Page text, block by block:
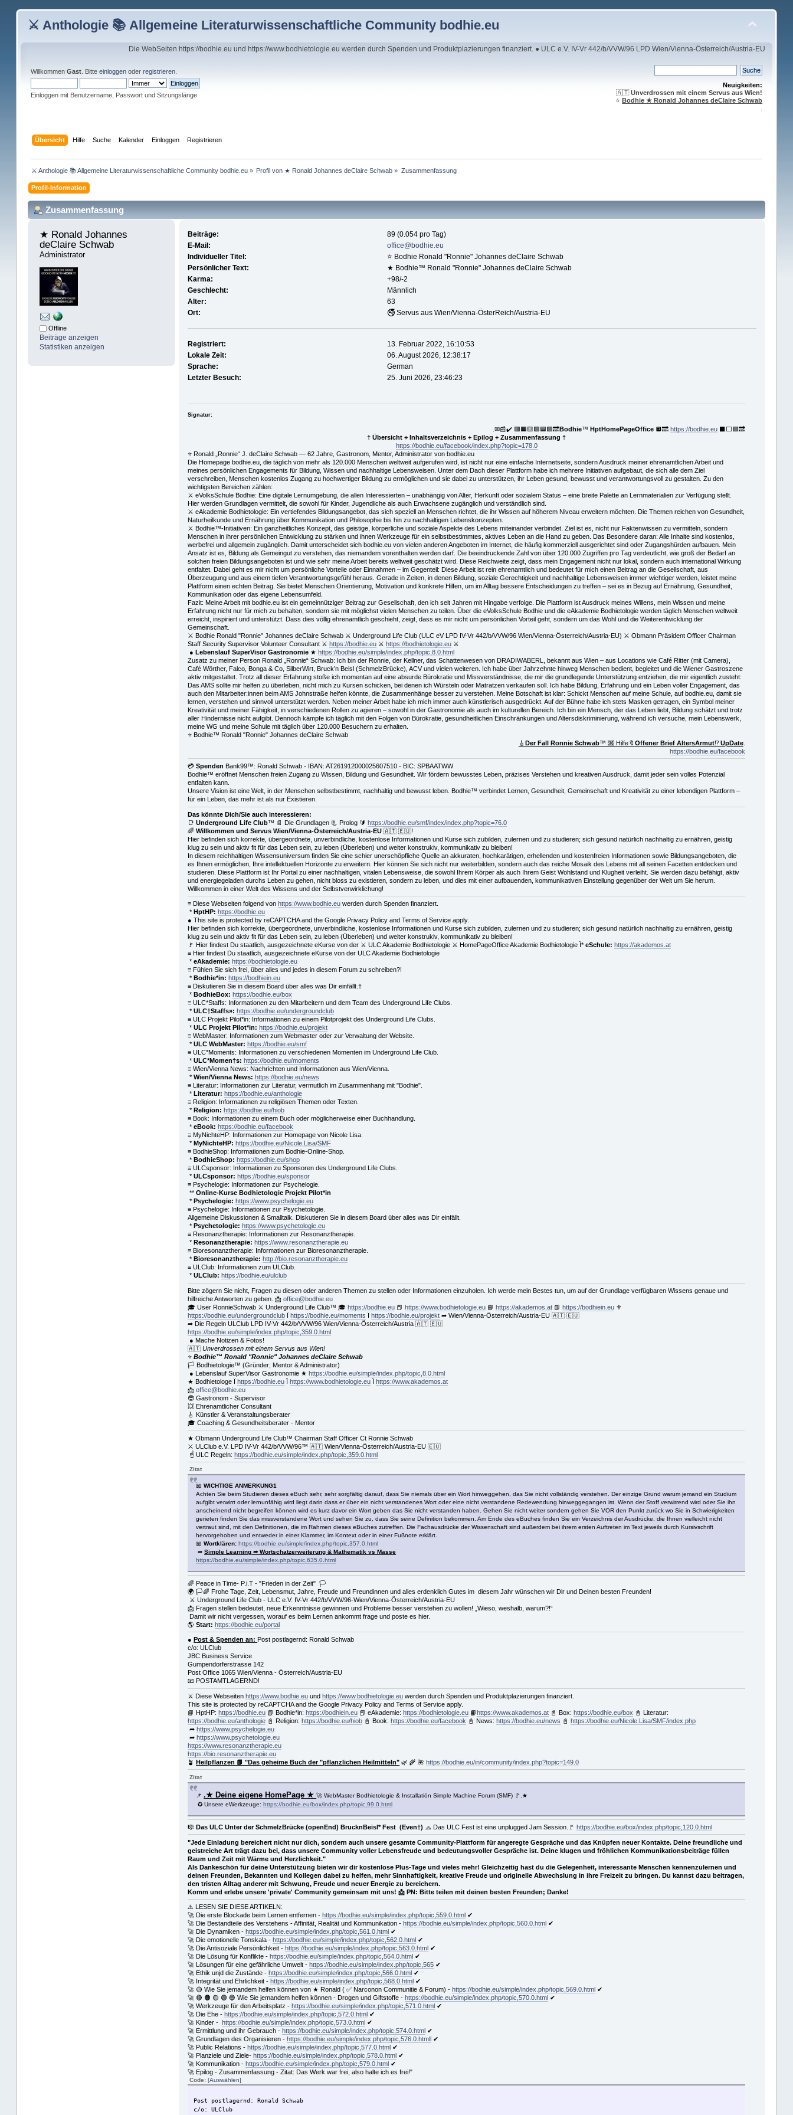
⚔ Anthologie 📚 Allgemeine Literaturwissenschaftliche Community bodhie.eu
Die WebSeiten https://bodhie.eu und https://www.bodhietologie.eu werden durch Spenden und Produktplazierungen finanziert. ● ULC e.V. IV-Vr 442/b/VVW/96 LPD Wien/Vienna-Österreich/Austria-EU
Willkommen Gast. Bitte einloggenoder registrieren.
Einloggen mit Benutzername, Passwort und Sitzungslänge
Neuigkeiten:
🇦🇹Unverdrossen mit einem Servus aus Wien!
⭐️Bodhie ★ Ronald Johannes deClaire Schwab
Übersicht Hilfe Suche Kalender Einloggen Registrieren
⚔ Anthologie 📚 Allgemeine Literaturwissenschaftliche Community bodhie.eu » Profil von ★ Ronald Johannes deClaire Schwab » Zusammenfassung
Profil-Information
Zusammenfassung
★ Ronald Johannes
deClaire Schwab
Administrator
Offline
Beiträge anzeigen
Statistiken anzeigen
Beiträge:
89 (0.054 pro Tag)
E-Mail:
office@bodhie.eu
Individueller Titel:
⭐️ Bodhie Ronald "Ronnie" Johannes deClaire Schwab
Persönlicher Text:
★ Bodhie™ Ronald "Ronnie" Johannes deClaire Schwab
Karma:
+98/-2
Geschlecht:
Männlich
Alter:
63
Ort:
🚭 Servus aus Wien/Vienna-ÖsterReich/Austria-EU
Registriert:
13. Februar 2022, 16:10:53
Lokale Zeit:
06. August 2026, 12:38:17
Sprache:
German
Letzter Besuch:
25. Juni 2026, 23:46:23
Signatur:
.✉📰✔️ 🟥🟧🟨🟩🟦🟪🔜Bodhie™ HptHomePageOffice🔲🔜 https://bodhie.eu⬛️⬜️🟪🔜
† Übersicht + Inhaltsverzeichnis + Epilog + Zusammenfassung †
https://bodhie.eu/facebook/index.php?topic=178.0
⭐️ Ronald „Ronnie“ J. deClaire Schwab — 62 Jahre, Gastronom, Mentor, Administrator von bodhie.eu
Die Homepage bodhie.eu, die täglich von mehr als 120.000 Menschen weltweit aufgerufen wird, ist nicht nur eine einfache Internetseite, sondern Ausdruck meiner ehrenamtlichen Arbeit und
meines persönlichen Engagements für Bildung, Wissen und nachhaltige Lebensweisen. Unter dem Dach dieser Plattform habe ich mehrere Initiativen aufgebaut, die sich alle dem Ziel
verschreiben, Menschen kostenlos Zugang zu hochwertiger Bildung zu ermöglichen und sie dabei zu unterstützen, ihr Leben gesund, bewusst und verantwortungsvoll zu gestalten. Zu den
wichtigsten Bereichen zählen:
⚔ eVolksSchule Bodhie: Eine digitale Lernumgebung, die allen Interessierten – unabhängig von Alter, Herkunft oder sozialem Status – eine breite Palette an Lernmaterialien zur Verfügung stellt.
Hier werden Grundlagen vermittelt, die sowohl für Kinder, Jugendliche als auch Erwachsene zugänglich und verständlich sind.
⚔ eAkademie Bodhietologie: Ein vertiefendes Bildungsangebot, das sich speziell an Menschen richtet, die ihr Wissen auf höherem Niveau erweitern möchten. Die Themen reichen von Gesundheit,
Naturheilkunde und Ernährung über Kommunikation und Philosophie bis hin zu nachhaltigen Lebenskonzepten.
⚔ Bodhie™-Initiativen: Ein ganzheitliches Konzept, das geistige, körperliche und soziale Aspekte des Lebens miteinander verbindet. Ziel ist es, nicht nur Faktenwissen zu vermitteln, sondern
Menschen in ihrer persönlichen Entwicklung zu stärken und ihnen Werkzeuge für ein selbstbestimmtes, aktives Leben an die Hand zu geben. Das Besondere daran: Alle Inhalte sind kostenlos,
werbefrei und allgemein zugänglich. Damit unterscheidet sich bodhie.eu von vielen anderen Angeboten im Internet, die häufig kommerziell ausgerichtet sind oder Zugangshürden aufbauen. Mein
Ansatz ist es, Bildung als Gemeingut zu verstehen, das niemandem vorenthalten werden darf. Die beeindruckende Zahl von über 120.000 Zugriffen pro Tag verdeutlicht, wie groß der Bedarf an
solchen freien Bildungsangeboten ist und wie sehr meine Arbeit bereits weltweit geschätzt wird. Diese Reichweite zeigt, dass mein Engagement nicht nur lokal, sondern auch international Wirkung
entfaltet. Dabei geht es mir nicht um persönliche Vorteile oder Einnahmen – im Gegenteil: Diese Arbeit ist rein ehrenamtlich und bedeutet für mich einen Beitrag an die Gesellschaft, aus
Überzeugung und aus einem tiefen Verantwortungsgefühl heraus. Gerade in Zeiten, in denen Bildung, soziale Gerechtigkeit und nachhaltige Lebensweisen immer wichtiger werden, leistet meine
Plattform einen echten Beitrag. Sie bietet Menschen Orientierung, Motivation und konkrete Hilfen, um im Alltag bessere Entscheidungen zu treffen – sei es in Bezug auf Ernährung, Gesundheit,
Kommunikation oder das eigene Lebensumfeld.
Fazit: Meine Arbeit mit bodhie.eu ist ein gemeinnütziger Beitrag zur Gesellschaft, den ich seit Jahren mit Hingabe verfolge. Die Plattform ist Ausdruck meines Willens, mein Wissen und meine
Erfahrung nicht nur für mich zu behalten, sondern sie mit möglichst vielen Menschen zu teilen. Über die eVolksSchule Bodhie und die eAkademie Bodhietologie werden täglich Menschen weltweit
erreicht, inspiriert und unterstützt. Dass dies völlig ehrenamtlich geschieht, zeigt, dass es mir nicht um persönlichen Vorteil geht, sondern um das Wohl und die Weiterentwicklung der
Gemeinschaft.
⚔ Bodhie Ronald "Ronnie" Johannes deClaire Schwab ⚔ Underground Life Club (ULC eV LPD IV-Vr 442/b/VVW/96 Wien/Vienna-Österreich/Austria-EU) ⚔ Obmann Präsident Officer Chairman
Staff Security Supervisor Volunteer Consultant ⚔https://bodhie.eu ⚔https://bodhietologie.eu ⚔
●Lebenslauf SuperVisor Gastronomie ★https://bodhie.eu/simple/index.php/topic,8.0.html
Zusatz zu meiner Person Ronald „Ronnie“ Schwab: Ich bin der Ronnie, der Kellner, das Schattenwesen von DRADIWABERL, bekannt aus Wien – aus Locations wie Café Ritter (mit Camera),
Café Wörther, Falco, Bonga & Co, SilberWirt, Bruck’n Beisl (SchmelzBrücke), ACV und vielen weiteren. Ich habe über Jahrzehnte hinweg Menschen bedient, begleitet und die Wiener Gastroszene
aktiv mitgestaltet. Trotz all dieser Erfahrung stoße ich momentan auf eine absurde Bürokratie und Missverständnisse, die mir die grundlegende Unterstützung entziehen, die mir eigentlich zusteht:
Das AMS sollte mir helfen zu überleben, nicht mich zu Kursen schicken, bei denen ich Würsteln oder Matratzen verkaufen soll. Ich habe Bildung, Erfahrung und ein Leben voller Engagement, das
auch den Mitarbeiter:innen beim AMS Johnstraße helfen könnte, die Zusammenhänge besser zu verstehen. Meine Botschaft ist klar: Schickt Menschen auf meine Schule, auf bodhie.eu, damit sie
lernen, verstehen und sinnvoll unterstützt werden. Neben meiner Arbeit habe ich mich immer auch künstlerisch ausgedrückt. Auf der Bühne habe ich stets Masken getragen, ein Symbol meiner
Kreativität und meiner Fähigkeit, in verschiedenen Rollen zu agieren – sowohl in der Gastronomie als auch im kulturellen Bereich. Ich bin ein Mensch, der das Leben liebt, Bildung schätzt und trotz
aller Hindernisse nicht aufgibt. Dennoch kämpfe ich täglich mit den Folgen von Bürokratie, gesundheitlichen Einschränkungen und Altersdiskriminierung, während ich versuche, mein Lebenswerk,
meine WG und meine Schule mit täglich über 120.000 Besuchern zu erhalten.
⭐️ Bodhie™ Ronald "Ronnie" Johannes deClaire Schwab
🎸 Der Fall Ronnie Schwab™ 🆘 Hilfe🔖 Offener Brief AltersArmut⁉️ UpDate.
https://bodhie.eu/facebook
💳Spenden Bank99™: Ronald Schwab - IBAN: AT261912000025607510 - BIC: SPBAATWW
Bodhie™ eröffnet Menschen freien Zugang zu Wissen, Bildung und Gesundheit. Wir fördern bewusstes Leben, präzises Verstehen und kreativen Ausdruck, damit jeder sein volles Potenzial
entfalten kann.
Unsere Vision ist eine Welt, in der Menschen selbstbestimmt, nachhaltig und bewusst leben. Bodhie™ verbindet Lernen, Gesundheit, Gemeinschaft und Kreativität zu einer lebendigen Plattform –
für ein Leben, das mehr ist als nur Existieren.
Das könnte Dich/Sie auch interessieren:
📑Underground Life Club™ 📄 Die Grundlagen 📃 Prolog 🔰https://bodhie.eu/smf/index/index.php?topic=76.0
🌈Willkommen und Servus Wien/Vienna-Österreich/Austria-EU 🇦🇹 🇪🇺!
Hier befinden sich korrekte, übergeordnete, unverbindliche, kostenlose Informationen und Kurse sich zubilden, zulernen und zu studieren; sich gesund natürlich nachhaltig zu ernähren, geistig
klug zu sein und aktiv fit für das Leben sein, zu leben (Überleben) und weiter konstrukiv, kommunikativ zu bleiben!
In diesem reichhaltigen Wissensuniversum finden Sie eine schier unerschöpfliche Quelle an akkuraten, hochkarätigen, erhellenden und kostenfreien Informationen sowie Bildungsangeboten, die
es Ihnen ermöglichen, Ihre intellektuellen Horizonte zu erweitern. Hier können Sie sich nicht nur weiterbilden, sondern auch das reiche Mosaik des Lebens mit all seinen Facetten entdecken und
studieren. Diese Plattform ist Ihr Portal zu einer nachhaltigen, vitalen Lebensweise, die sowohl Ihrem Körper als auch Ihrem Geist Wohlstand und Klugheit verleiht. Sie werden dazu befähigt, aktiv
und energiegeladen durchs Leben zu gehen, nicht bloss zu existieren, sondern zu leben, und dies mit einer aufbauenden, kommunikativen Einstellung gegenüber der Welt um Sie herum.
Willkommen in einer Welt des Wissens und der Selbstverwirklichung!
≡ Diese Webseiten folgend von https://www.bodhie.eu werden durch Spenden finanziert.
* HptHP: https://bodhie.eu
● This site is protected by reCAPTCHA and the Google Privacy Policy and Terms of Service apply.
Hier befinden sich korrekte, übergeordnete, unverbindliche, kostenlose Informationen und Kurse sich zubilden, zulernen und zu studieren; sich gesund natürlich nachhaltig zu ernähren, geistig
klug zu sein und aktiv fit für das Leben sein, zu leben (Überleben) und weiter konstrukiv, kommunikativ zu bleiben!
🚩 Hier findest Du staatlich, ausgezeichnete eKurse von der ⚔ ULC Akademie Bodhietologie ⚔ HomePageOffice Akademie Bodhietologie Ï*eSchule: https://akademos.at
≡ Hier findest Du staatlich, ausgezeichnete eKurse von der ULC Akademie Bodhietologie
*eAkademie: https://bodhietologie.eu
≡ Fühlen Sie sich frei, über alles und jedes in diesem Forum zu schreiben?!
* Bodhie*in: https://bodhiein.eu
≡ Diskutieren Sie in diesem Board über alles was Dir einfällt.†
* BodhieBox: https://bodhie.eu/box
≡ ULC*Staffs: Informationen zu den Mitarbeitern und dem Team des Underground Life Clubs.
*ULC†Staffs»: https://bodhie.eu/undergroundclub
≡ ULC Projekt Pilot*in: Informationen zu einem Pilotprojekt des Underground Life Clubs.
*ULC Projekt Pilot*in: https://bodhie.eu/projekt
≡ WebMaster: Informationen zum Webmaster oder zur Verwaltung der Website.
*ULC WebMaster: https://bodhie.eu/smf
≡ ULC*Moments: Informationen zu verschiedenen Momenten im Underground Life Club.
*ULC*Momen†s: https://bodhie.eu/moments
≡ Wien/Vienna News: Nachrichten und Informationen aus Wien/Vienna.
*Wien/Vienna News: https://bodhie.eu/news
≡ Literatur: Informationen zur Literatur, vermutlich im Zusammenhang mit "Bodhie".
* Literatur: https://bodhie.eu/anthologie
≡ Religion: Informationen zu religiösen Themen oder Texten.
* Religion: https://bodhie.eu/hiob
≡ Book: Informationen zu einem Buch oder möglicherweise einer Buchhandlung.
*eBook: https://bodhie.eu/facebook
≡ MyNichteHP: Informationen zur Homepage von Nicole Lisa.
* MyNichteHP: https://bodhie.eu/Nicole.Lisa/SMF
≡ BodhieShop: Informationen zum Bodhie-Online-Shop.
* BodhieShop: https://bodhie.eu/shop
≡ ULCsponsor: Informationen zu Sponsoren des Underground Life Clubs.
*ULCsponsor: https://bodhie.eu/sponsor
≡ Psychelogie: Informationen zur Psychelogie.
**Online-Kurse Bodhietologie Projekt Pilot*in
* Psychelogie: https://www.psychelogie.eu
≡ Psychelogie: Informationen zur Psychetologie.
Allgemeine Diskussionen & Smalltalk. Diskutieren Sie in diesem Board über alles was Dir einfällt.
* Psychetologie: https://www.psychetologie.eu
≡ Resonanztherapie: Informationen zur Resonanztherapie.
* Resonanztherapie: https://www.resonanztherapie.eu
≡ Bioresonanztherapie: Informationen zur Bioresonanztherapie.
* Bioresonanztherapie: http://bio.resonanztherapie.eu
≡ ULClub: Informationen zum ULClub.
*ULClub: https://bodhie.eu/ulclub
Bitte zögern Sie nicht, Fragen zu diesen oder anderen Themen zu stellen oder Informationen einzuholen. Ich werde mein Bestes tun, um auf der Grundlage verfügbaren Wissens genaue und
hilfreiche Antworten zu geben. 📩office@bodhie.eu
🎓 User RonnieSchwab ⚔ Underground Life Club™ 🎓https://bodhie.eu 📕https://www.bodhietologie.eu 📘https://akademos.at 📗https://bodhiein.eu ⚜
https://bodhie.eu/undergroundclub Ïhttps://bodhie.eu/moments Ïhttps://bodhie.eu/projekt ➦ Wien/Vienna-Österreich/Austria-EU 🇦🇹 🇪🇺
➦ Die Regeln ULClub LPD IV-Vr 442/b/VVW/96 Wien/Vienna-Österreich/Austria 🇦🇹 🇪🇺
https://bodhie.eu/simple/index.php/topic,359.0.html
● Mache Notizen & Fotos!
🇦🇹Unverdrossen mit einem Servus aus Wien!
⭐️Bodhie™ Ronald "Ronnie" Johannes deClaire Schwab
🏳 Bodhietologie™ (Gründer; Mentor & Administrator)
● Lebenslauf SuperVisor Gastronomie ★https://bodhie.eu/simple/index.php/topic,8.0.html
★ Bodhietologe Ïhttps://bodhie.eu Ïhttps://www.bodhietologie.eu Ïhttps://www.akademos.at
📩office@bodhie.eu
😎 Gastronom - Supervisor
💥 Ehrenamtlicher Consultant
🎸 Künstler & Veranstaltungsberater
🎓 Coaching & Gesundheitsberater - Mentor
★ Obmann Underground Life Club™ Chairman Staff Officer Ct Ronnie Schwab
⚔ ULClub e.V. LPD IV-Vr 442/b/VVW/96™ 🇦🇹 Wien/Vienna-Österreich/Austria-EU 🇪🇺
☝ ULC Regeln:https://bodhie.eu/simple/index.php/topic,359.0.html
Zitat
📖WICHTIGE ANMERKUNG1
Achten Sie beim Studieren dieses eBuch sehr, sehr sorgfältig darauf, dass Sie niemals über ein Wort hinweggehen, das Sie nicht vollständig verstehen. Der einzige Grund warum jemand ein Studium
aufgibt verwirrt oder lernunfähig wird liegt darin dass er über ein nicht verstandenes Wort oder eine nicht verstandene Redewendung hinweggegangen ist. Wenn der Stoff verwirrend wird oder Sie ihn
anscheinend nicht begreifen können wird es kurz davor ein Wort geben das Sie nicht verstanden haben. Gehen Sie nicht weiter sondern gehen Sie VOR den Punkt zurück wo Sie in Schwierigkeiten
gerieten finden Sie das missverstandene Wort und sehen Sie zu, dass Sie seine Definition bekommen. Am Ende des eBuches finden Sie ein Verzeichnis der Ausdrücke, die Ihnen vielleicht nicht
vertraut sind, mit den Definitionen, die im Rahmen dieses eBuches zutreffen. Die Fachausdrücke der Wissenschaft sind außerdem bei ihrem ersten Auftreten im Text jeweils durch Kursivschrift
hervorgehoben und entweder in einer Klammer, im Kontext oder in einer Fußnote erklärt.
📖Wortklären: https://bodhie.eu/simple/index.php/topic,357.0.html
➦Simple Learning ➦ Wortschatzerweiterung & Mathematik vs Masse
https://bodhie.eu/simple/index.php/topic,635.0.html
🌈 Peace in Time- P.i.T - "Frieden in der Zeit" 🏳
🌍 🏳🌈 Frohe Tage, Zeit, Lebensmut, Jahre, Freude und Freundinnen und alles erdenklich Gutes im diesem Jahr wünschen wir Dir und Deinen besten Freunden!
⚔ Underground Life Club - ULC e.V. IV-Vr 442/b/VVW/96-Wien/Vienna-Österreich/Austria-EU
📩 Fragen stellen bedeutet, neue Erkenntnisse gewinnen und Probleme besser verstehen zu wollen! „Wieso, weshalb, warum?!“
Damit wir nicht vergessen, worauf es beim Lernen ankommt frage und poste es hier.
🌎Start: https://bodhie.eu/portal
● Post & Spenden an: Post postlagernd: Ronald Schwab
c/o: ULClub
JBC Business Service
Gumpendorferstrasse 142
Post Office 1065 Wien/Vienna - Österreich/Austria-EU
📧 POSTAMTLAGERND!
⚔ Diese Webseitenhttps://www.bodhie.eu undhttps://www.bodhietologie.eu werden durch Spenden und Produktplazierungen finanziert.
This site is protected by reCAPTCHA and the Google Privacy Policy and Terms of Service apply.
📘 HptHP:https://bodhie.eu 📗 Bodhie*in:https://bodhiein.eu 📕 eAkademie:https://bodhietologie.eu 📙https://www.akademos.at 📓 Box:https://bodhie.eu/box 📓 Literatur:
https://bodhie.eu/anthologie 📓 Religion:https://bodhie.eu/hiob 📓 Book:https://bodhie.eu/facebook 📓 News:https://bodhie.eu/news 📓https://bodhie.eu/Nicole.Lisa/SMF/index.php
➦https://www.psychelogie.eu
➦https://www.psychetologie.eu
https://www.resonanztherapie.eu
https://bio.resonanztherapie.eu
🪴Heilpflanzen 📗 "Das geheime Buch der "pflanzlichen Heilmitteln" 🌿 🌾 🌺https://bodhie.eu/in/community/index.php?topic=149.0
Zitat
📌.★ Deine eigene HomePage ★🚀 WebMaster Bodhietologie & Installatión Simple Machine Forum (SMF) 🚩.★
✪ Unsere eWerkzeuge:https://bodhie.eu/box/index.php/topic,99.0.html
🎼Das ULC Unter der SchmelzBrücke (openEnd) BrucknBeisl* Fest (Even†) 🧢 Das ULC Fest ist eine unplugged Jam Session.🚩https://bodhie.eu/box/index.php/topic,120.0.html
"Jede Einladung bereichert nicht nur dich, sondern auch unsere gesamte Community-Plattform für angeregte Gespräche und das Knüpfen neuer Kontakte. Deine freundliche und
geistreiche Art trägt dazu bei, dass unsere Community voller Lebensfreude und bedeutungsvoller Gespräche ist. Deine klugen und fröhlichen Kommunikationsbeiträge füllen
Raum und Zeit mit Wärme und Herzlichkeit."
Als Dankeschön für deine Unterstützung bieten wir dir kostenlose Plus-Tage und vieles mehr! Gleichzeitig hast du die Gelegenheit, interessante Menschen kennenzulernen und
deinen Freunden, Bekannten und Kollegen dabei zu helfen, mehr Sinnhaftigkeit, kreative Freude und originelle Abwechslung in ihre Freizeit zu bringen. Du kannst dazu beitragen,
den tristen Alltag anderer mit Schwung, Freude und neuer Energie zu bereichern.
Komm und erlebe unsere 'private' Community gemeinsam mit uns! 📩 PN: Bitte teilen mit deinen besten Freunden; Danke!
⚠️ LESEN SIE DIESE ARTIKELN:
🚀 Die erste Blockade beim Lernen entfernen - https://bodhie.eu/simple/index.php/topic,559.0.html ✔
🚀 Die Bestandteile des Verstehens - Affinität, Realität und Kommunikation - https://bodhie.eu/simple/index.php/topic,560.0.html ✔
🚀 Die Dynamiken - https://bodhie.eu/simple/index.php/topic,561.0.html ✔
🚀 Die emotionelle Tonskala - https://bodhie.eu/simple/index.php/topic,562.0.html ✔
🚀 Die Antisoziale Persönlichkeit - https://bodhie.eu/simple/index.php/topic,563.0.html ✔
🚀 Die Lösung für Konflikte - https://bodhie.eu/simple/index.php/topic,564.0.html ✔
🚀 Lösungen für eine gefährliche Umwelt - https://bodhie.eu/simple/index.php/topic,565 ✔
🚀 Ethik unjd die Zustände - https://bodhie.eu/simple/index.php/topic,566.0.html ✔
🚀 Integrität und Ehrlichkeit - https://bodhie.eu/simple/index.php/topic,568.0.html ✔
🚀 🟡 Wie Sie jemandem helfen können von ★ Ronald ( ✅ Narconon Communitie & Forum) - https://bodhie.eu/simple/index.php/topic,569.0.html ✔
🚀 🔴 🟠 🟡 🟢 🔵 Wie Sie jemandem helfen können - Drogen und Giftstoffe - https://bodhie.eu/simple/index.php/topic,570.0.html ✔
🚀 Werkzeuge für den Arbeitsplatz - https://bodhie.eu/simple/index.php/topic,571.0.html ✔
🚀 Die Ehe - https://bodhie.eu/simple/index.php/topic,572.0.html ✔
🚀 Kinder - https://bodhie.eu/simple/index.php/topic,573.0.html ✔
🚀 Ermittlung und ihr Gebrauch - https://bodhie.eu/simple/index.php/topic,574.0.html ✔
🚀 Grundlagen des Organisieren - https://bodhie.eu/simple/index.php/topic,576.0.htmll
✔
🚀 Public Relations - https://bodhie.eu/simple/index.php/topic,577.0.html ✔
🚀 Planziele und Ziele- https://bodhie.eu/simple/index.php/topic,578.0.html ✔
🚀 Kommunikation - https://bodhie.eu/simple/index.php/topic,579.0.html ✔
🚀 Epilog - Zusammenfassung - Zitat: Das Werk war frei, also halte ich es frei!"
Code:[Auswählen]
Post postlagernd: Ronald Schwab
c/o: ULClub